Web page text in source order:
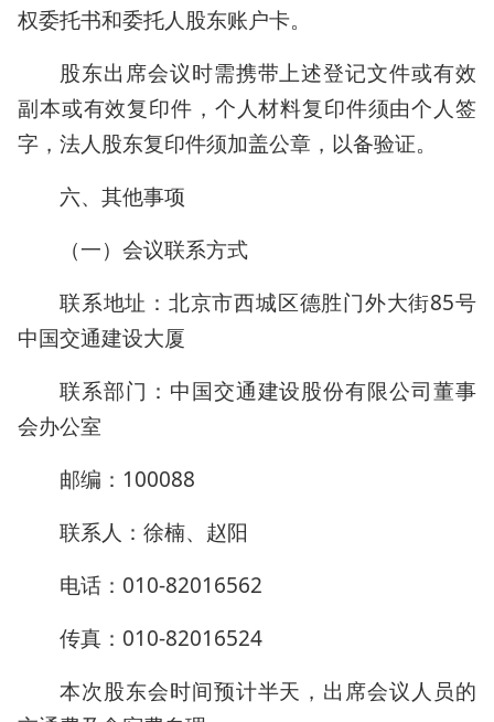
权委托书和委托人股东账户卡。
股东出席会议时需携带上述登记文件或有效
副本或有效复印件，个人材料复印件须由个人签
字，法人股东复印件须加盖公章，以备验证。
六、其他事项
（一）会议联系方式
联系地址：北京市西城区德胜门外大街85号
中国交通建设大厦
联系部门：中国交通建设股份有限公司董事
会办公室
邮编：100088
联系人：徐楠、赵阳
电话：010-82016562
传真：010-82016524
本次股东会时间预计半天，出席会议人员的